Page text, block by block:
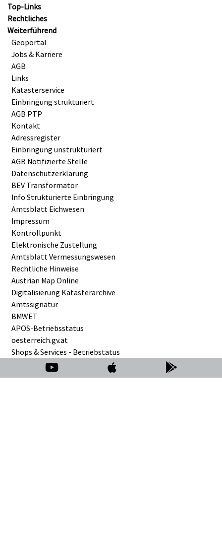
Top-Links
Rechtliches
Weiterführend
Geoportal
Jobs & Karriere
AGB
Links
Katasterservice
Einbringung strukturiert
AGB PTP
Kontakt
Adressregister
Einbringung unstrukturiert
AGB Notifizierte Stelle
Datenschutzerklärung
BEV Transformator
Info Strukturierte Einbringung
Amtsblatt Eichwesen
Impressum
Kontrollpunkt
Elektronische Zustellung
Amtsblatt Vermessungswesen
Rechtliche Hinweise
Austrian Map Online
Digitalisierung Katasterarchive
Amtssignatur
BMWET
APOS-Betriebsstatus
oesterreich.gv.at
Shops & Services - Betriebstatus